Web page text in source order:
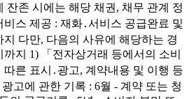
잔존 시에는 해당 채권, 채무 관계 정
스 제공 : 재화․서비스 공급완료 및
다만, 다음의 사유에 해당하는 경
지 1) 「전자상거래 등에서의 소비
른 표시․광고, 계약내용 및 이행 등
고에 관한 기록 : 6월 - 계약 또는 청